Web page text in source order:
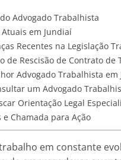
Advogado Trabalhista
em Jundiaí
Recentes na Legislação
de Rescisão de Contrato de
Advogado Trabalhista em
um Advogado
Orientação Legal
e Chamada para Ação
em constante